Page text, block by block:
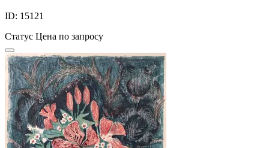
ID: 15121
Статус Цена по запросу